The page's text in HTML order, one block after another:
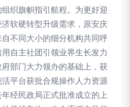
织旗帜指引航程。为更好迎
软硬转型升级需求，原安庆
不同大小的细分机构共同呼
自主社团引领业界生长发力
部门大力领办的基础上，获
平台获批合规操作人力资源
经民政局正式批准成立的上